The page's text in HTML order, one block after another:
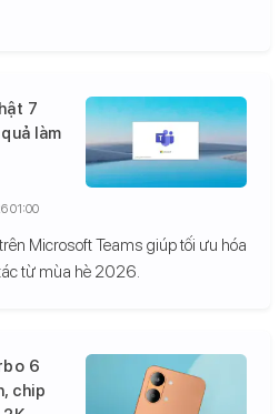
7
làm
Microsoft Teams giúp tối ưu hóa
từ mùa hè 2026.
01:00
6
chip